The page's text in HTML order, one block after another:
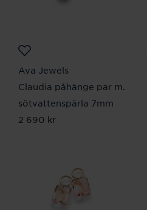
Ava Jewels
Claudia påhänge par m.
sötvattenspärla 7mm
Pris:2 690 kr
2 690 kr